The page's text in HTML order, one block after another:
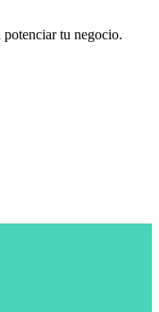
tu negocio.